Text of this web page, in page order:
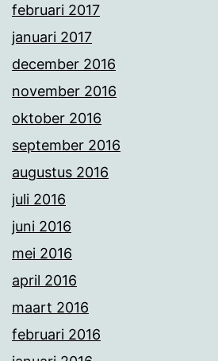
februari 2017
januari 2017
december 2016
november 2016
oktober 2016
september 2016
augustus 2016
juli 2016
juni 2016
mei 2016
april 2016
maart 2016
februari 2016